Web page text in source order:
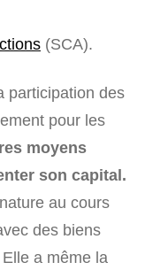
(SCA).
participation des
pour les
moyens
son capital.
au cours
des biens
a même la